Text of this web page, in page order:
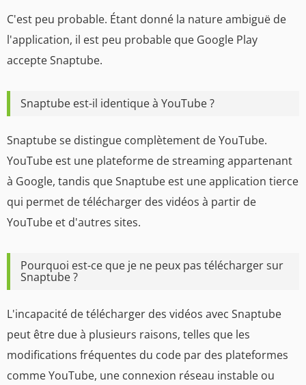
C'est peu probable. Étant donné la nature ambiguë de
l'application, il est peu probable que Google Play
accepte Snaptube.
Snaptube est-il identique à YouTube ?
Snaptube se distingue complètement de YouTube.
YouTube est une plateforme de streaming appartenant
à Google, tandis que Snaptube est une application tierce
qui permet de télécharger des vidéos à partir de
YouTube et d'autres sites.
Pourquoi est-ce que je ne peux pas télécharger sur
Snaptube ?
L'incapacité de télécharger des vidéos avec Snaptube
peut être due à plusieurs raisons, telles que les
modifications fréquentes du code par des plateformes
comme YouTube, une connexion réseau instable ou